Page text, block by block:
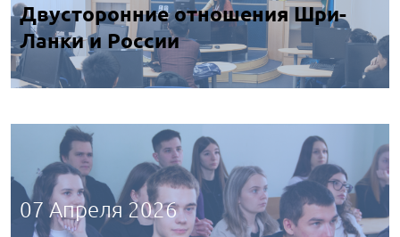
Двусторонние отношения Шри-
Ланки и России
07 Апреля 2026